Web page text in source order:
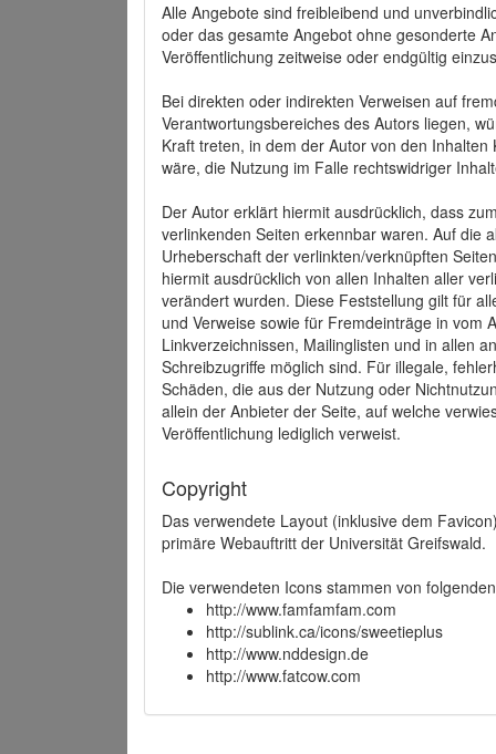
Alle Angebote sind freibleibend und
oder das gesamte Angebot ohne gesonderte
Veröffentlichung zeitweise oder endgültig
Bei direkten oder indirekten Verweisen auf
Verantwortungsbereiches des Autors liegen,
Kraft treten, in dem der Autor von den
wäre, die Nutzung im Falle rechtswidriger
Der Autor erklärt hiermit ausdrücklich, dass
verlinkenden Seiten erkennbar waren. Auf die
Urheberschaft der verlinkten/verknüpften
hiermit ausdrücklich von allen Inhalten aller
verändert wurden. Diese Feststellung gilt für
und Verweise sowie für Fremdeinträge in vom
Linkverzeichnissen, Mailinglisten und in allen
Schreibzugriffe möglich sind. Für illegale,
Schäden, die aus der Nutzung oder
allein der Anbieter der Seite, auf welche
Veröffentlichung lediglich verweist.
Copyright
Das verwendete Layout (inklusive dem
primäre Webauftritt der Universität Greifswald.
Die verwendeten Icons stammen von
http://www.famfamfam.com
http://sublink.ca/icons/sweetieplus
http://www.nddesign.de
http://www.fatcow.com